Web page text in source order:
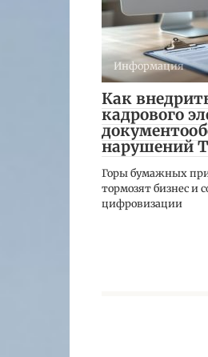
Информация
Как
кадрового
нарушений
Горы бумажных
тормозят бизнес и
цифровизации